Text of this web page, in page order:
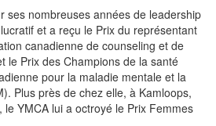
ses nombreuses années de leadership
et a reçu le Prix du représentant
canadienne de counseling et de
le Prix des Champions de la santé
pour la maladie mentale et la
Plus près de chez elle, à Kamloops,
YMCA lui a octroyé le Prix Femmes